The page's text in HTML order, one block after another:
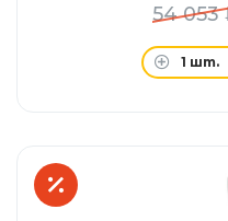
54 053
1 шт.